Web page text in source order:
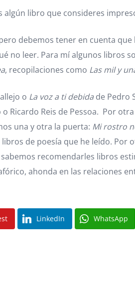
libro que consideres
debemos tener en cuenta
no leer. Para mí algunos libros
, recopilaciones como Las mil y
o La voz a ti debida de Pedro
Ricardo Reis de Pessoa. Por
una y otra la puerta: Mi rostro
de poesía que he leído.
recomendarles libros
ahonda en las relaciones
LinkedIn WhatsApp